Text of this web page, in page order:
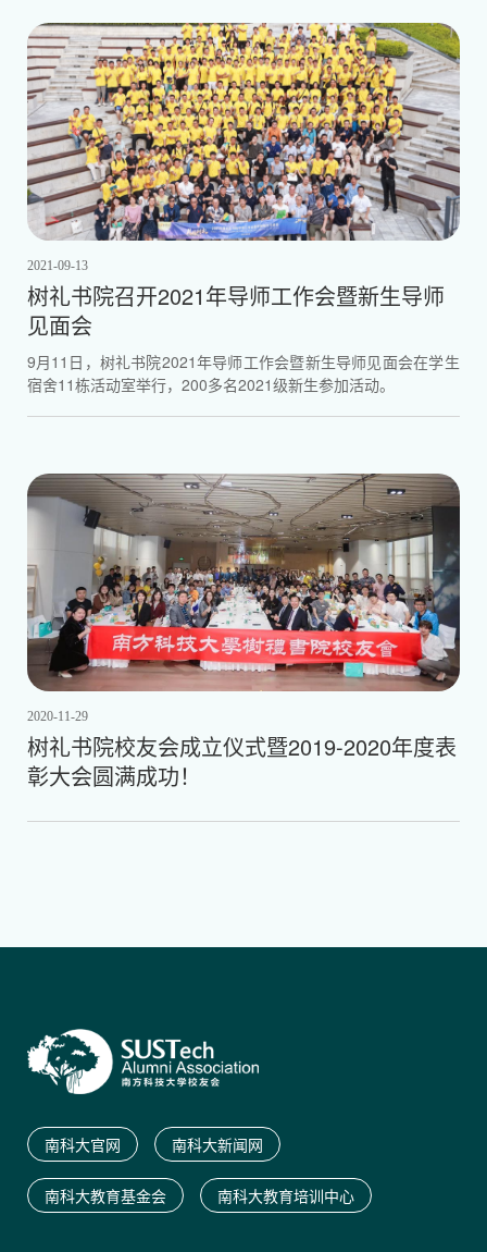
2021-09-13
树礼书院召开2021年导师工作会暨新生导师
见面会
9月11日，树礼书院2021年导师工作会暨新生导师见面会在学生
宿舍11栋活动室举行，200多名2021级新生参加活动。
2020-11-29
树礼书院校友会成立仪式暨2019-2020年度表
彰大会圆满成功！
南科大官网 南科大新闻网
南科大教育基金会 南科大教育培训中心